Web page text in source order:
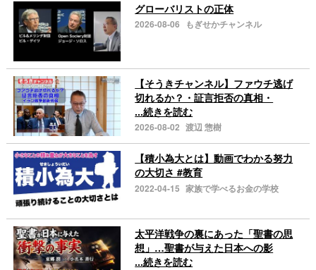
グローバリストの正体
2026-08-06 もぎせかチャンネル
【そうきチャンネル】ファウチ逃げ
切れるか？・証言拒否の真相・
...続きを読む
2026-08-02 渡辺 惣樹
【積小為大とは】動画でわかる努力
の大切さ #教育
2022-04-15 家族で学べるお金の学校
太平洋戦争の裏にあった「聖書の思
想」…聖書が与えた日本への影
...続きを読む